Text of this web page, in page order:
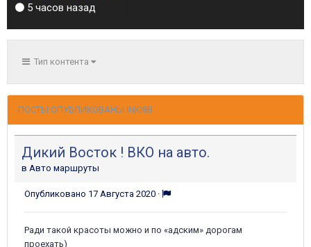
5 часов назад
Тип контента
ПОСТЫ ОПУБЛИКОВАНЫ INKI88
Дикий Восток ! ВКО на авто.
в Авто маршруты
Опубликовано 17 Августа 2020 ·
Ради такой красоты можно и по «адским» дорогам
проехать)